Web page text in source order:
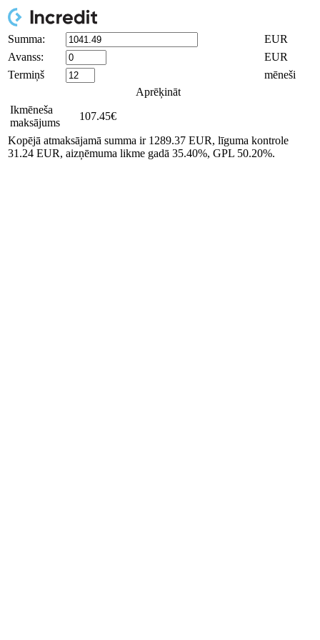
Summa:
EUR
Avanss:
EUR
Termiņš
mēneši
Aprēķināt
Ikmēneša
maksājums
107.45€
Kopējā atmaksājamā summa ir 1289.37 EUR, līguma kontrole
31.24 EUR, aizņēmuma likme gadā 35.40%, GPL 50.20%.